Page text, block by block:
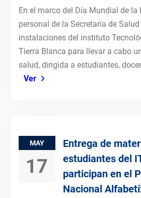
En el marco del Día Mundial de la
personal de la Secretaría de
instalaciones del instituto
Tierra Blanca para llevar a cabo
salud, dirigida a estudiantes,
Ver
MAY
17
Entrega de
estudiantes del
participan en el
Nacional